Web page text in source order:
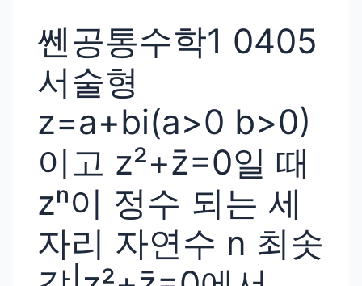
쎈공통수학1 0405
서술형
z=a+bi(a>0 b>0)
이고 z²+z̄=0일 때
zⁿ이 정수 되는 세
자리 자연수 n 최솟